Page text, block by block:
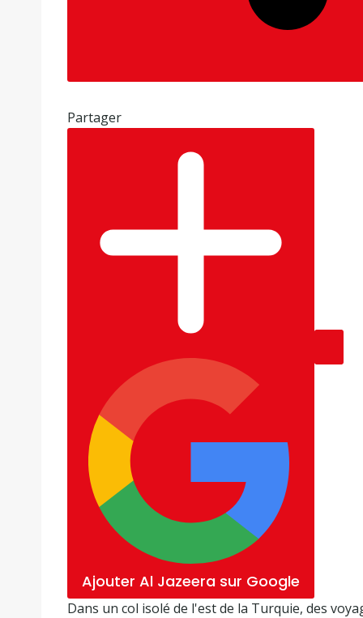
Partager
Ajouter Al Jazeera sur Google
Dans un col isolé de l'est de la Turquie, des